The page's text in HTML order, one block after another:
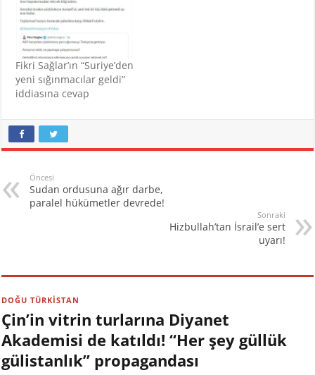
Fikri Sağlar’ın “Suriye’den
yeni sığınmacılar geldi”
iddiasına cevap
Öncesi
Sudan ordusuna ağır darbe,
paralel hükümetler devrede!
Sonraki
Hizbullah’tan İsrail’e sert
uyarı!
DOĞU TÜRKİSTAN
Çin’in vitrin turlarına Diyanet
Akademisi de katıldı! “Her şey güllük
gülistanlık” propagandası